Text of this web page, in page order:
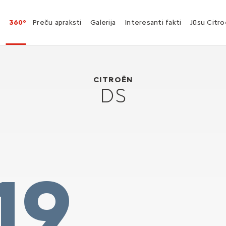
360° Preču apraksti Galerija Interesanti fakti Jūsu
CITROËN
DS